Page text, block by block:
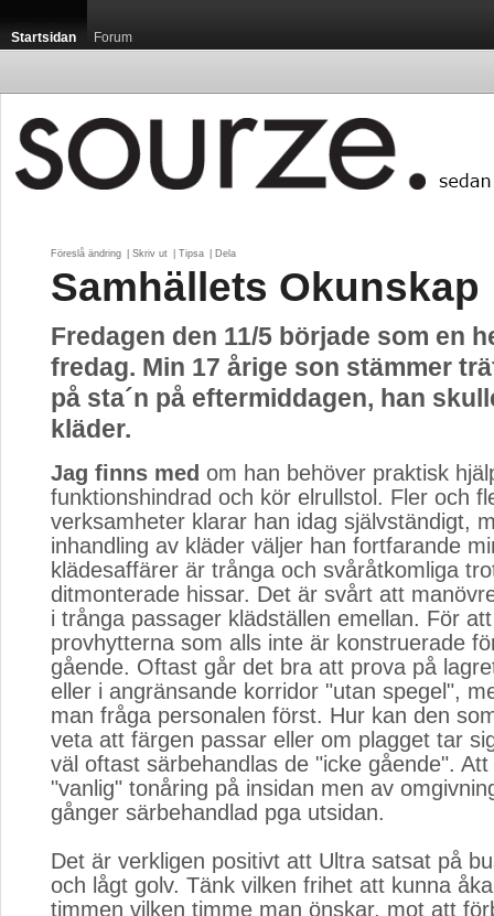
Startsidan Forum
Föreslå ändring Skriv ut Tipsa Dela
Samhällets Okunskap
Fredagen den 11/5 började som en
fredag. Min 17 årige son stämmer
på sta´n på eftermiddagen, han
kläder.
Jag finns med om han behöver praktisk
funktionshindrad och kör elrullstol. Fler och
verksamheter klarar han idag självständigt,
inhandling av kläder väljer han fortfarande
klädesaffärer är trånga och svåråtkomliga
ditmonterade hissar. Det är svårt att
i trånga passager klädställen emellan. För
provhytterna som alls inte är konstruerade
gående. Oftast går det bra att prova på
eller i angränsande korridor "utan spegel",
man fråga personalen först. Hur kan den
veta att färgen passar eller om plagget tar
väl oftast särbehandlas de "icke gående".
"vanlig" tonåring på insidan men av
gånger särbehandlad pga utsidan.
Det är verkligen positivt att Ultra satsat på
och lågt golv. Tänk vilken frihet att kunna
timmen vilken timme man önskar, mot att